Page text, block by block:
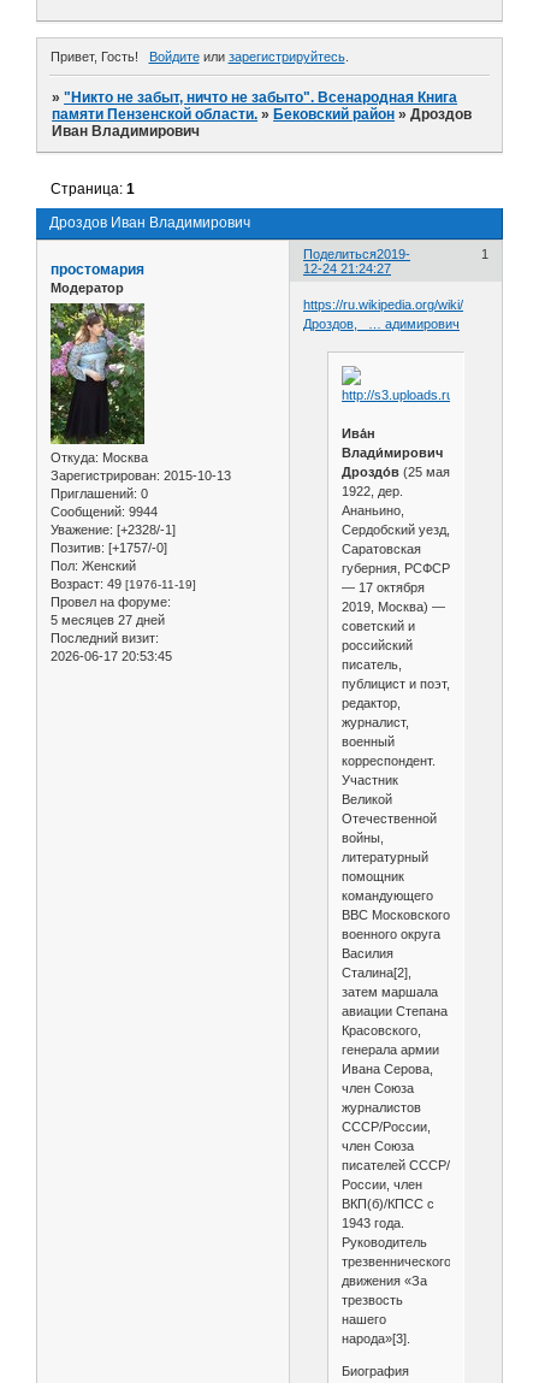
Привет, Гость! Войдитеили зарегистрируйтесь.
»"Никто не забыт, ничто не забыто". Всенародная Книга
памяти Пензенской области. » Бековский район »Дроздов
Иван Владимирович
Дроздов Иван Владимирович
Страница:1
Поделиться 1
2019-
12-24 21:24:27
простомария
Модератор
Откуда: Москва
Зарегистрирован: 2015-10-13
Приглашений: 0
Сообщений: 9944
Уважение: [+2328/-1]
Позитив: [+1757/-0]
Пол: Женский
Возраст: 49 [1976-11-19]
Провел на форуме:
5 месяцев 27 дней
Последний визит:
2026-06-17 20:53:45
https://ru.wikipedia.org/wiki/
Дроздов,_ … адимирович
Ива́н
Влади́мирович
Дроздо́в(25 мая
1922, дер.
Ананьино,
Сердобский уезд,
Саратовская
губерния, РСФСР
— 17 октября
2019, Москва) —
советский и
российский
писатель,
публицист и поэт,
редактор,
журналист,
военный
корреспондент.
Участник
Великой
Отечественной
войны,
литературный
помощник
командующего
ВВС Московского
военного округа
Василия
Сталина[2],
затем маршала
авиации Степана
Красовского,
генерала армии
Ивана Серова,
член Союза
журналистов
СССР/России,
член Союза
писателей СССР/
России, член
ВКП(б)/КПСС с
1943 года.
Руководитель
трезвеннического
движения «За
трезвость
нашего
народа»[3].
Биография